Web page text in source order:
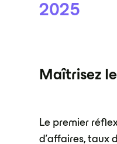
2025
Maîtrisez
Le premier
d'affaires, taux